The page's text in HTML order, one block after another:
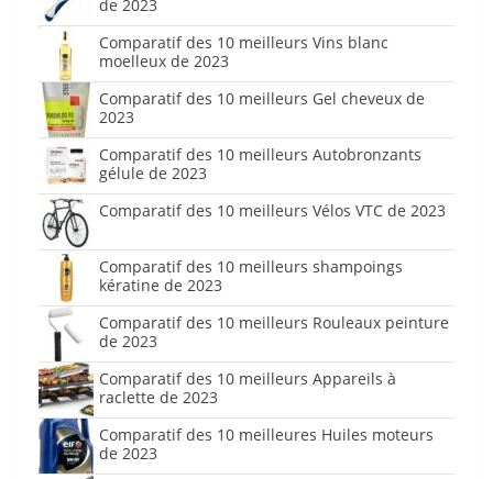
de 2023
Comparatif des 10 meilleurs Vins blanc
moelleux de 2023
Comparatif des 10 meilleurs Gel cheveux de
2023
Comparatif des 10 meilleurs Autobronzants
gélule de 2023
Comparatif des 10 meilleurs Vélos VTC de 2023
Comparatif des 10 meilleurs shampoings
kératine de 2023
Comparatif des 10 meilleurs Rouleaux peinture
de 2023
Comparatif des 10 meilleurs Appareils à
raclette de 2023
Comparatif des 10 meilleures Huiles moteurs
de 2023